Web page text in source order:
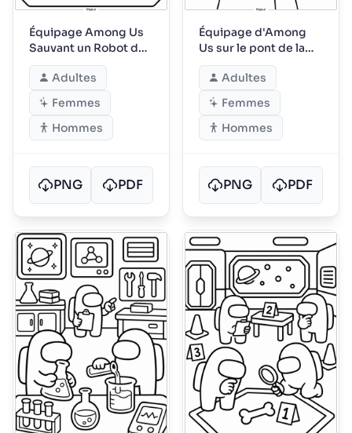
Équipage Among Us
Sauvant un Robot de
Compagnie
Adultes
Femmes
Hommes
PNG PDF
Équipage d'Among
Us sur le pont de la
station spatiale
Adultes
Femmes
Hommes
PNG PDF